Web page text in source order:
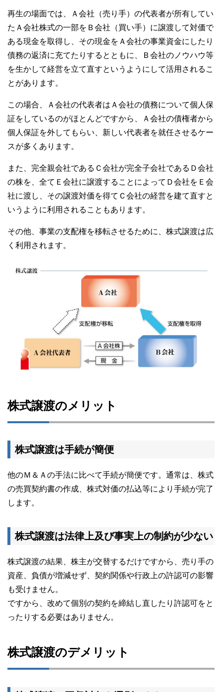
再生の場面では、Ａ会社（売り手）の代表者が所有してい
たＡ会社株式の一部をＢ会社（買い手）に譲渡して対価で
ある現金を取得し、その現金をＡ会社の事業資金にしたり
債務の返済に充てたりするとともに、Ｂ会社のノウハウ等
を生かして経営を立て直すというようにして活用されるこ
とがあります。
この場合、Ａ会社の代表者はＡ会社の債務について個人保
証をしているのがほとんどですから、Ａ会社の債権者から
個人保証を外してもらい、新しい代表者を就任させるケー
スが多くあります。
また、完全親会社であるＣ会社が完全子会社であるＤ会社
の株を、全てＥ会社に譲渡することによってＤ会社をＥ会
社に渡し、その譲渡対価を得てＣ会社の経営を建て直すと
いうように利用されることもあります。
その他、事業の支配権を移転させるために、株式譲渡は広
く利用されます。
株式譲渡のメリット
株式譲渡は手続が簡便
他のＭ＆Ａの手法に比べて手続が簡便です。通常は、株式
の売買契約書の作成、株式対価の払込等により手続が完了
します。
株式譲渡は法律上及び事実上の制約が少ない
株式譲渡の結果、株主が交替するだけですから、売り手の
資産、負債が増減せず、契約関係や行政上の許認可の影響
も受けません。
ですから、改めて個別の契約を締結し直したり許認可をと
ったりする必要はありません。
株式譲渡のデメリット